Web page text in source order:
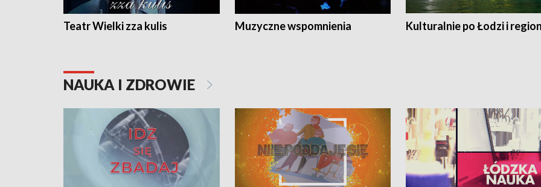
Teatr Wielki zza kulis Muzyczne wspomnienia Kulturalnie po Łodzi i
NAUKA I ZDROWIE